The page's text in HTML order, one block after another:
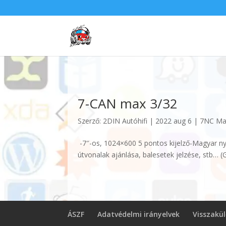
7-CAN max 3/32
Szerző: 2DIN Autóhifi | 2022 aug 6 | 7NC
-7″-os, 1024×600 5 pontos kijelző-Magyar
útvonalak ajánlása, balesetek jelzése, stb…
ÁSZF Adatvédelmi irányelvek